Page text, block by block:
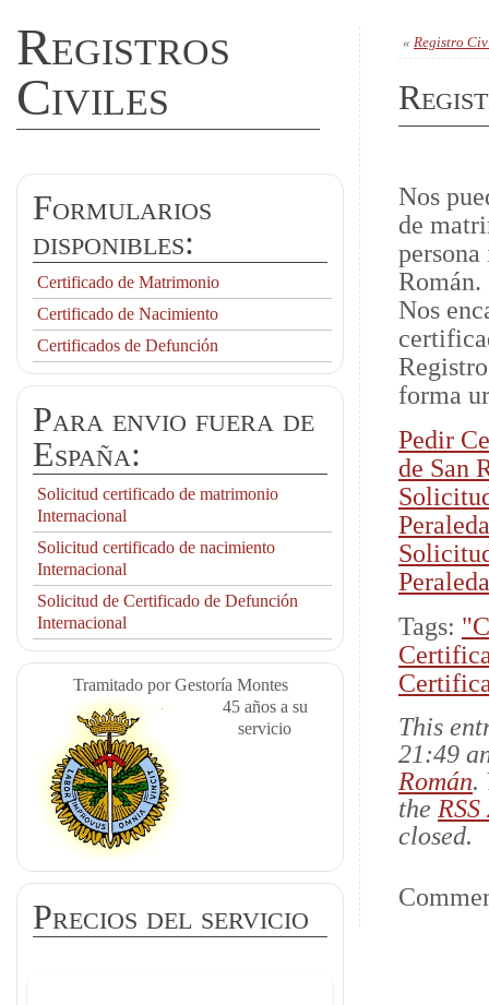
Registros
Civiles
« Registro
Nos
de
Román.
Nos
forma
Pedir
de San
Tags:
This
21:49
Román.
the
closed.
Formularios
disponibles:
Certificado de Matrimonio
Certificado de Nacimiento
Certificados de Defunción
Para envio fuera de
España:
Solicitud certificado de matrimonio
Internacional
Solicitud certificado de nacimiento
Internacional
Solicitud de Certificado de Defunción
Internacional
Tramitado por Gestoría Montes
45 años a su
servicio
Precios del servicio